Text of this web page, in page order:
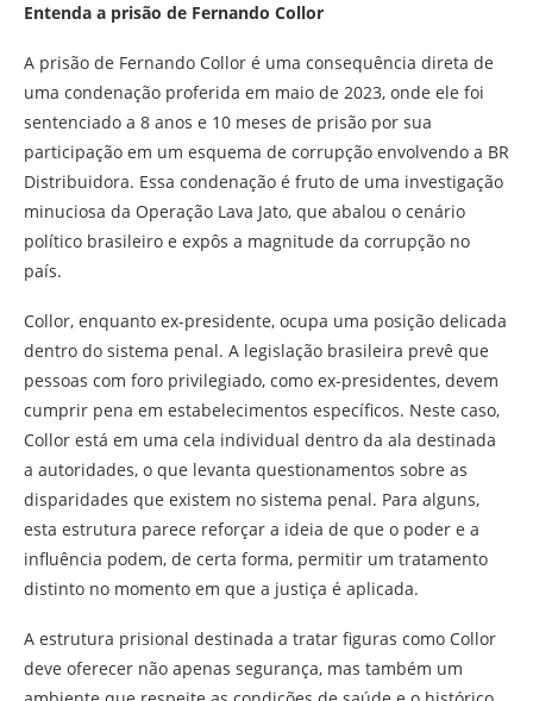
Entenda a prisão de Fernando Collor
A prisão de Fernando Collor é uma consequência direta de
uma condenação proferida em maio de 2023, onde ele foi
sentenciado a 8 anos e 10 meses de prisão por sua
participação em um esquema de corrupção envolvendo a BR
Distribuidora. Essa condenação é fruto de uma investigação
minuciosa da Operação Lava Jato, que abalou o cenário
político brasileiro e expôs a magnitude da corrupção no
país.
Collor, enquanto ex-presidente, ocupa uma posição delicada
dentro do sistema penal. A legislação brasileira prevê que
pessoas com foro privilegiado, como ex-presidentes, devem
cumprir pena em estabelecimentos específicos. Neste caso,
Collor está em uma cela individual dentro da ala destinada
a autoridades, o que levanta questionamentos sobre as
disparidades que existem no sistema penal. Para alguns,
esta estrutura parece reforçar a ideia de que o poder e a
influência podem, de certa forma, permitir um tratamento
distinto no momento em que a justiça é aplicada.
A estrutura prisional destinada a tratar figuras como Collor
deve oferecer não apenas segurança, mas também um